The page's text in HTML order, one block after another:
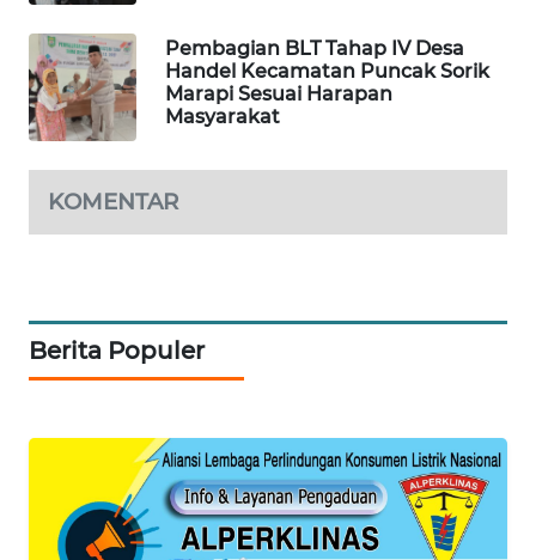
Pembagian BLT Tahap IV Desa
Handel Kecamatan Puncak Sorik
Marapi Sesuai Harapan
Masyarakat
KOMENTAR
Berita Populer
BERAMPU
NEWS
PERAPKI
NEWS
ASA